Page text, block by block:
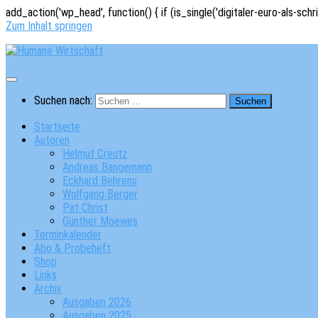
add_action('wp_head', function() { if (is_single('digitaler-euro-als-
Zum Inhalt springen
Suchen nach:
Startseite
Autoren
Helmut Creutz
Andreas Bangemann
Eckhard Behrens
Wolfgang Berger
Pat Christ
Günther Moewes
Terminkalender
Abo & Probeheft
Shop
Links
Archiv
Ausgaben 2026